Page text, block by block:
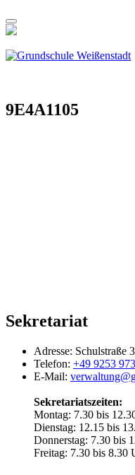
9E4A1105
Sekretariat
Adresse: Schulstraße
Telefon: +49 9253
E-Mail:
Sekretariatszeiten:
Montag: 7.30 bis
Dienstag: 12.15 bis
Donnerstag: 7.30 bis
Freitag: 7.30 bis 8.30